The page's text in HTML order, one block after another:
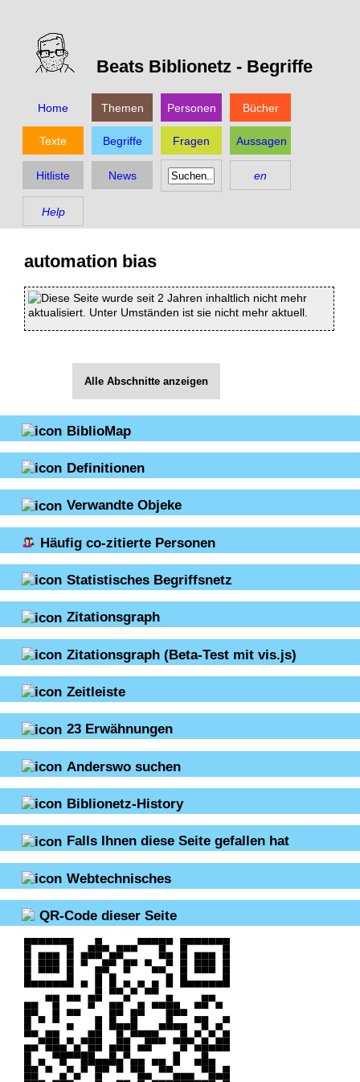
Beats Biblionetz - Begriffe
Home Themen Personen Bücher
Texte Begriffe Fragen Aussagen
Hitliste News en
Help
automation bias
Diese Seite wurde seit 2 Jahren inhaltlich nicht mehr
aktualisiert. Unter Umständen ist sie nicht mehr aktuell.
Alle Abschnitte anzeigen
BiblioMap
Definitionen
Verwandte Objeke
Häufig co-zitierte Personen
Statistisches Begriffsnetz
Zitationsgraph
Zitationsgraph (Beta-Test mit vis.js)
Zeitleiste
23 Erwähnungen
Anderswo suchen
Biblionetz-History
Falls Ihnen diese Seite gefallen hat
Webtechnisches
QR-Code dieser Seite